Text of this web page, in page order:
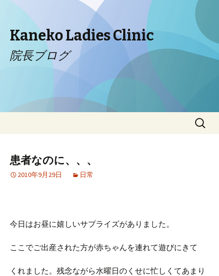
Kaneko Ladies Clinic
院長ブログ
検
患者なのに、、、
2010年9月29日 日常
今日はお昼に嬉しいサプライズがありました。
ここでご出産された方が赤ちゃんを連れて遊びにきて
くれました。残念ながら水曜日のくせに忙しくてあまり